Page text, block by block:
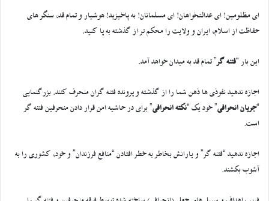
ای مظلومین! ای عدالتخواهان! ای مسلمانان! به پاخیزید! هوشیار و تمام قد، سنگر های
حفاظت از اسلام، ایران و ولایت را محکم تر از گذشته به پا کنید.
این بار “ فتنه گر” تمام قد به میدان خواهد آمد.
اجازه ندهید نفوذی ها ذهن شما را از گذشته و پرونده فتنه گران منحرف کنند. بزرگنمایی
“جریان انحرافی ” خود یک “ نکته انحرافی ” برای در حاشیه امن قرار دادن منحرفین فتنه گر
است.
اجازه ندهید “فتنه گر” و یارانش بخاطر به خطر افتادن “منافع فرزندان” و خود، کشوری را به
آشوب بکشند.